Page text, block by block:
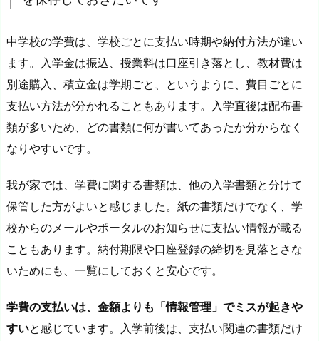
中学校の学費は、学校ごとに支払い時期や納付方法が違い
ます。入学金は振込、授業料は口座引き落とし、教材費は
別途購入、積立金は学期ごと、というように、費目ごとに
支払い方法が分かれることもあります。入学直後は配布書
類が多いため、どの書類に何が書いてあったか分からなく
なりやすいです。
我が家では、学費に関する書類は、他の入学書類と分けて
保管した方がよいと感じました。紙の書類だけでなく、学
校からのメールやポータルのお知らせに支払い情報が載る
こともあります。納付期限や口座登録の締切を見落とさな
いためにも、一覧にしておくと安心です。
学費の支払いは、金額よりも「情報管理」でミスが起きや
すいと感じています。入学前後は、支払い関連の書類だけ